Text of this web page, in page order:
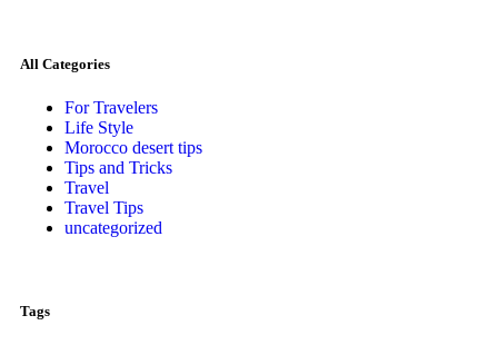
All Categories
For Travelers
Life Style
Morocco desert tips
Tips and Tricks
Travel
Travel Tips
uncategorized
Tags